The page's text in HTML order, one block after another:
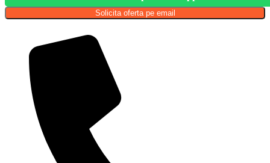
Solicita oferta pe email